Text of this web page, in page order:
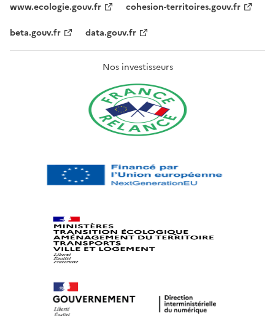
www.ecologie.gouv.fr
cohesion-territoires.gouv.fr
beta.gouv.fr
data.gouv.fr
Nos investisseurs